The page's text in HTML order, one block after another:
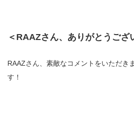
＜RAAZさん、ありがとうござ
RAAZさん、素敵なコメントをいただき
す！